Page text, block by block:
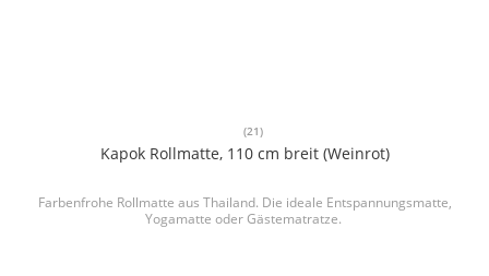
(21)
Kapok Rollmatte, 110 cm breit (Weinrot)
Farbenfrohe Rollmatte aus Thailand. Die ideale Entspannungsmatte,
Yogamatte oder Gästematratze.